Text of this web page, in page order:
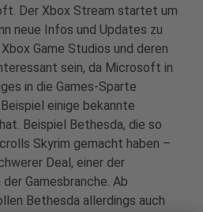
Der Xbox Stream startet um
neue Infos und Updates zu
Game Studios und deren
sein, da Microsoft in
in die Games-Sparte
einige bekannte
Beispiel Bethesda, die so
Skyrim gemacht haben –
Deal, einer der
Gamesbranche. Ab
Bethesda allerdings auch